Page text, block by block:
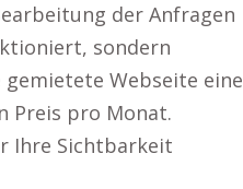
der Anfragen
sondern
Webseite eine
Preis pro Monat.
Ihre Sichtbarkeit